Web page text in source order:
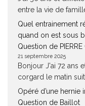
entre la vie de
Quel entrainement
quand on est sous
Question de PIERRE
21 septembre 2025
Bonjour J'ai 72 ans
corgard le matin
Opéré d’une hernie
Question de Baillot